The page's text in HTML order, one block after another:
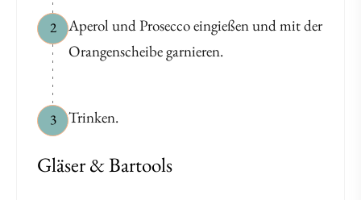
2
Aperol und Prosecco eingießen und mit der
Orangenscheibe garnieren.
3 Trinken.
Gläser & Bartools